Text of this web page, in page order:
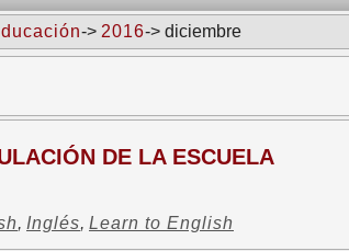
-> 2016-> diciembre
DE LA ESCUELA
, Inglés, Learn to English